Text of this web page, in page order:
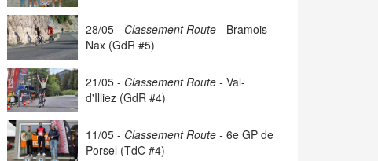
28/05 - Classement Route - Bramois-
Nax (GdR #5)
21/05 - Classement Route - Val-
d'Illiez (GdR #4)
11/05 - Classement Route - 6e GP de
Porsel (TdC #4)